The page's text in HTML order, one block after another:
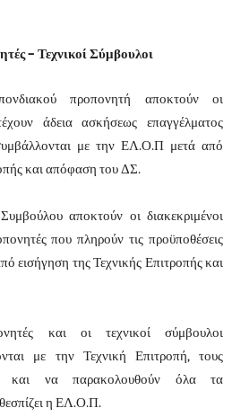
– Τεχνικοί Σύμβουλοι
προπονητή αποκτούν οι
άδεια ασκήσεως επαγγέλματος
με την ΕΛ.Ο.Π μετά από
και απόφαση του ΔΣ.
αποκτούν οι διακεκριμένοι
που πληρούν τις προϋποθέσεις
εισήγηση της Τεχνικής Επιτροπής και
και οι τεχνικοί σύμβουλοι
με την Τεχνική Επιτροπή, τους
και να παρακολουθούν όλα τα
η ΕΛ.Ο.Π.